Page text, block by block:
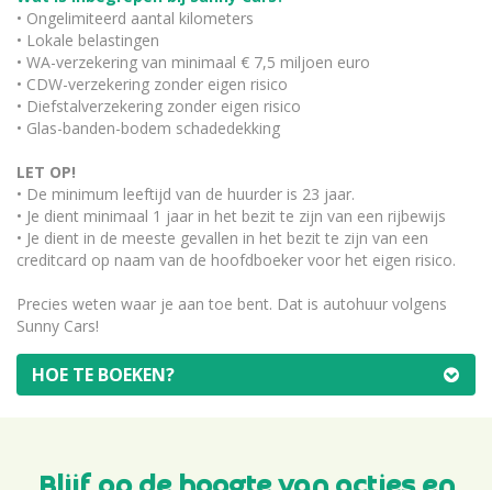
• Ongelimiteerd aantal kilometers
• Lokale belastingen
• WA-verzekering van minimaal € 7,5 miljoen euro
• CDW-verzekering zonder eigen risico
• Diefstalverzekering zonder eigen risico
• Glas-banden-bodem schadedekking
LET OP!
• De minimum leeftijd van de huurder is 23 jaar.
• Je dient minimaal 1 jaar in het bezit te zijn van een rijbewijs
• Je dient in de meeste gevallen in het bezit te zijn van een
creditcard op naam van de hoofdboeker voor het eigen risico.
Precies weten waar je aan toe bent. Dat is autohuur volgens
Sunny Cars!
HOE TE BOEKEN?